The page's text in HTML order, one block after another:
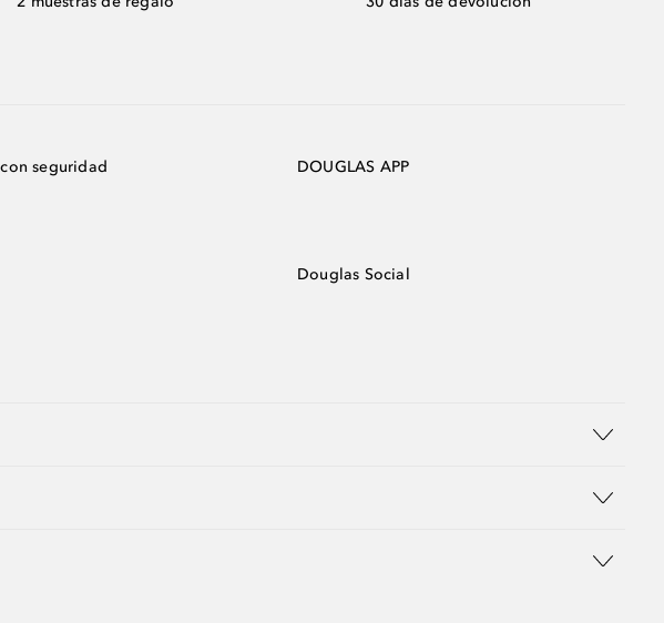
seguridad DOUGLAS APP
Douglas Social